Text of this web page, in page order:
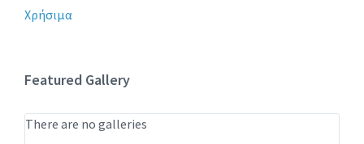
Χρήσιμα
Featured Gallery
There are no galleries